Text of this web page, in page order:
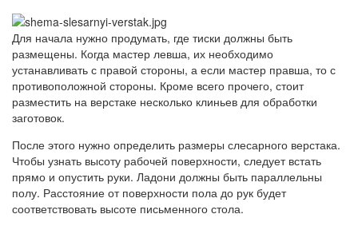
Для начала нужно продумать, где тиски должны быть
размещены. Когда мастер левша, их необходимо
устанавливать с правой стороны, а если мастер правша, то с
противоположной стороны. Кроме всего прочего, стоит
разместить на верстаке несколько клиньев для обработки
заготовок.
После этого нужно определить размеры слесарного верстака.
Чтобы узнать высоту рабочей поверхности, следует встать
прямо и опустить руки. Ладони должны быть параллельны
полу. Расстояние от поверхности пола до рук будет
соответствовать высоте письменного стола.